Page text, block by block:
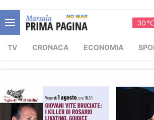
30 °C
TV CRONACA ECONOMIA